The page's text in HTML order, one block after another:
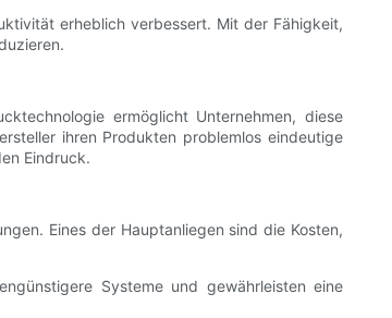
erheblich verbessert. Mit der Fähigkeit,
ermöglicht Unternehmen, diese
ihren Produkten problemlos eindeutige
Eindruck.
Eines der Hauptanliegen sind die Kosten,
Systeme und gewährleisten eine